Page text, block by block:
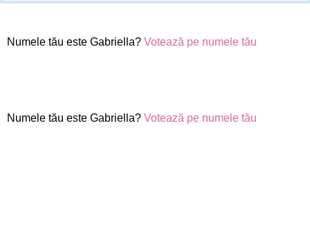
Numele tău este Gabriella? Votează pe numele tău
Numele tău este Gabriella? Votează pe numele tău